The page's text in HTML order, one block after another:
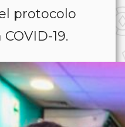
protocolo
19.